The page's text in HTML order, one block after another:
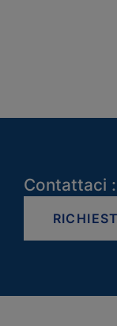
Contattaci